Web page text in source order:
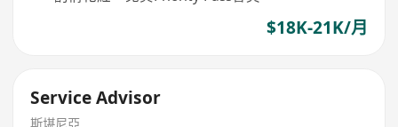
$18K-21K/月
Service Advisor